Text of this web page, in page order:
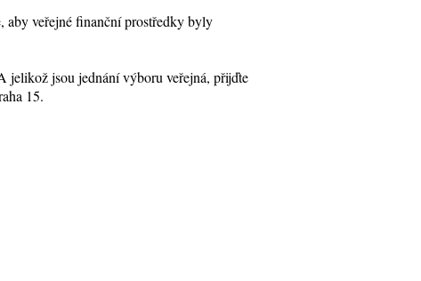
aby veřejné finanční prostředky byly
jelikož jsou jednání výboru veřejná, přijďte
15.